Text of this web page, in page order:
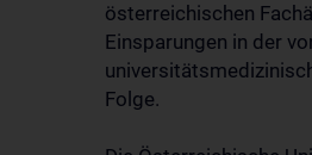
österreichischen
Einsparungen in der
Folge.